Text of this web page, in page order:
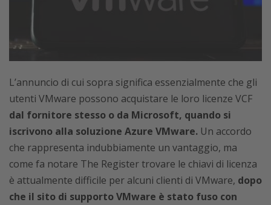
L’annuncio di cui sopra significa essenzialmente che gli
utenti VMware possono acquistare le loro licenze VCF
dal fornitore stesso o da Microsoft, quando si
iscrivono alla soluzione Azure VMware. Un accordo
che rappresenta indubbiamente un vantaggio, ma
come fa notare The Register trovare le chiavi di licenza
è attualmente difficile per alcuni clienti di VMware, dopo
che il sito di supporto VMware è stato fuso con